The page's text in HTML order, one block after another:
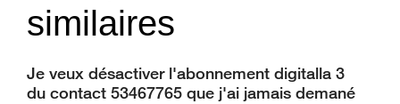
similaires
Je veux désactiver l'abonnement digitalla 3
du contact 53467765 que j'ai jamais demané